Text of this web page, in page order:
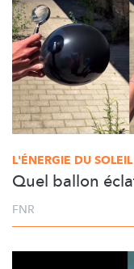
L'ÉNERGIE DU SOLEIL
Quel ballon
FNR